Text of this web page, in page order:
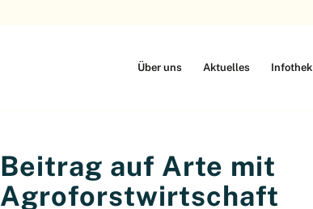
Über uns Aktuelles Infothek
Beitrag auf Arte mit
Agroforstwirtschaft